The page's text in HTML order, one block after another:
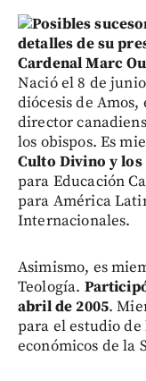
Cardenal Marc
Nació el 8 de
diócesis de
director
los obispos. Es
Culto Divino y los
para Educación
para América
Internacionales.
Asimismo, es
Teología.
abril de 2005.
para el estudio
económicos de la